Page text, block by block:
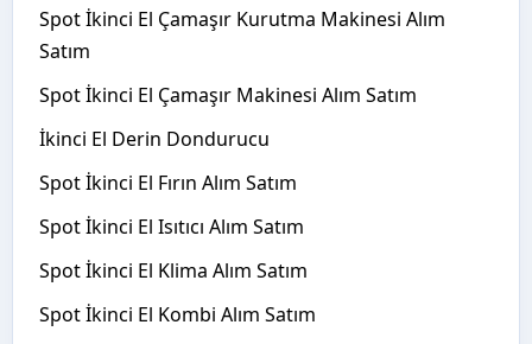
Spot İkinci El Çamaşır Kurutma Makinesi Alım
Satım
Spot İkinci El Çamaşır Makinesi Alım Satım
İkinci El Derin Dondurucu
Spot İkinci El Fırın Alım Satım
Spot İkinci El Isıtıcı Alım Satım
Spot İkinci El Klima Alım Satım
Spot İkinci El Kombi Alım Satım